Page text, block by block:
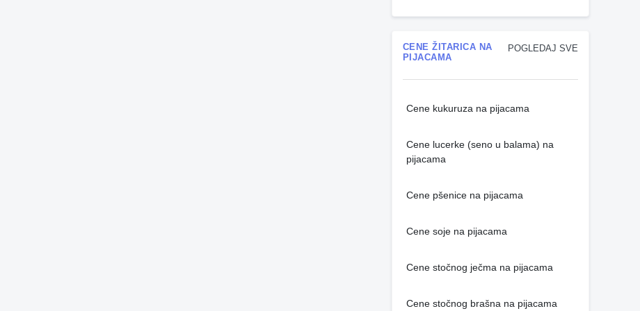
POGLEDAJ SVE
CENE ŽITARICA NA
PIJACAMA
Cene kukuruza na pijacama
Cene lucerke (seno u balama) na
pijacama
Cene pšenice na pijacama
Cene soje na pijacama
Cene stočnog ječma na pijacama
Cene stočnog brašna na pijacama